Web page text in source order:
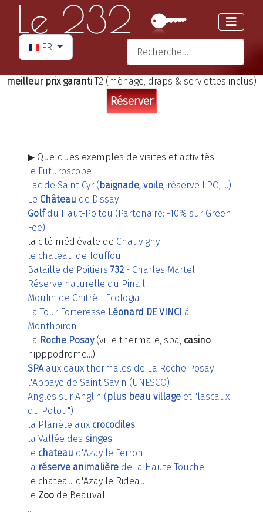
Sélectionnez votre langue
FR Valider
meilleur prix garantiT2 (ménage, draps & serviettes inclus)
▶ Quelques exemples de visites et activités:
le Futuroscope
Lac de Saint Cyr ( baignade, voile, réserve LPO, ...)
Le Château de Dissay
Golfdu Haut-Poitou (Partenaire: -10% sur Green
Fee)
la cité médiévale de Chauvigny
le chateau de Touffou
Bataille de Poitiers 732 - Charles Martel
Réserve naturelle du Pinail
Moulin de Chitré - Ecologia
La Tour Forteresse Léonard DE VINCI à
Monthoiron
La Roche Posay(ville thermale, spa, casino
hipppodrome...)
SPAaux eaux thermales de La Roche Posay
l'Abbaye de Saint Savin (UNESCO)
Angles sur Anglin (plus beau village et "lascaux
du Potou")
la Planète aux crocodiles
la Vallée des singes
le chateau d'Azay le Ferron
la réserve animalière de la Haute-Touche
le chateau d'Azay le Rideau
le Zoo de Beauval
...